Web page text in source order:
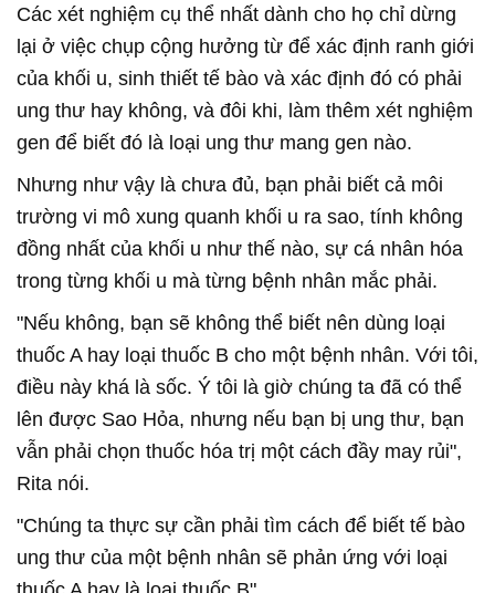
Các xét nghiệm cụ thể nhất dành cho họ chỉ dừng
lại ở việc chụp cộng hưởng từ để xác định ranh giới
của khối u, sinh thiết tế bào và xác định đó có phải
ung thư hay không, và đôi khi, làm thêm xét nghiệm
gen để biết đó là loại ung thư mang gen nào.
Nhưng như vậy là chưa đủ, bạn phải biết cả môi
trường vi mô xung quanh khối u ra sao, tính không
đồng nhất của khối u như thế nào, sự cá nhân hóa
trong từng khối u mà từng bệnh nhân mắc phải.
"Nếu không, bạn sẽ không thể biết nên dùng loại
thuốc A hay loại thuốc B cho một bệnh nhân. Với tôi,
điều này khá là sốc. Ý tôi là giờ chúng ta đã có thể
lên được Sao Hỏa, nhưng nếu bạn bị ung thư, bạn
vẫn phải chọn thuốc hóa trị một cách đầy may rủi",
Rita nói.
"Chúng ta thực sự cần phải tìm cách để biết tế bào
ung thư của một bệnh nhân sẽ phản ứng với loại